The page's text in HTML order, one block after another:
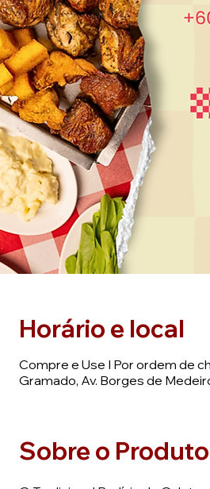
Horário e local
Compre e Use I Por ordem de
Gramado, Av. Borges de
Sobre o Produto